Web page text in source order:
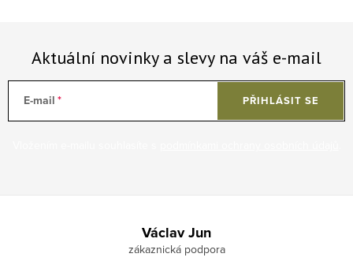
Aktuální novinky a slevy na váš e-mail
E-mail PŘIHLÁSIT SE
Václav Jun